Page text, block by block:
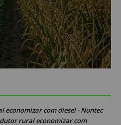
com diesel - Nuntec
rural economizar com